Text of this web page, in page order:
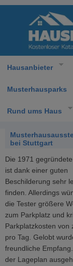
Hausanbieter
Musterhausparks
Rund ums Haus
bei Stuttgart
Die 1971
ist dank einer guten
Beschilderung sehr
finden. Allerdings
die Tester größere
zum Parkplatz und
Parkplatzkosten von
pro Tag. Gelobt
freundliche
der Lageplan